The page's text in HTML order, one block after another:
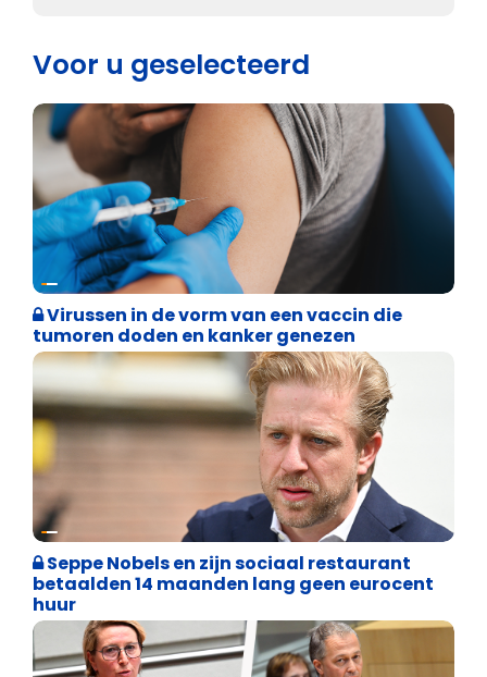
Voor u geselecteerd
Weekblad 't Pallieterke
Virussen in de vorm van een vaccin die
tumoren doden en kanker genezen
Binnenland politiek
Seppe Nobels en zijn sociaal restaurant
betaalden 14 maanden lang geen eurocent
huur